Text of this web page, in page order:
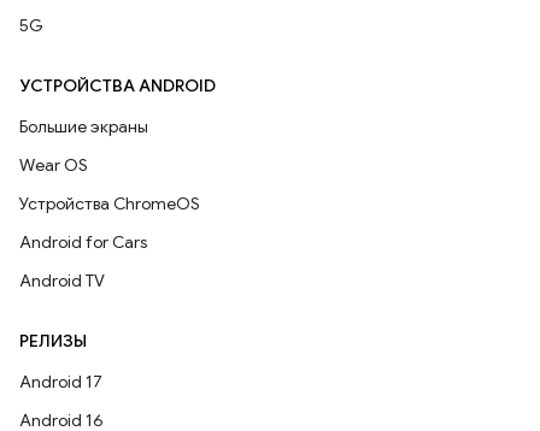
5G
УСТРОЙСТВА ANDROID
Большие экраны
Wear OS
Устройства ChromeOS
Android for Cars
Android TV
РЕЛИЗЫ
Android 17
Android 16